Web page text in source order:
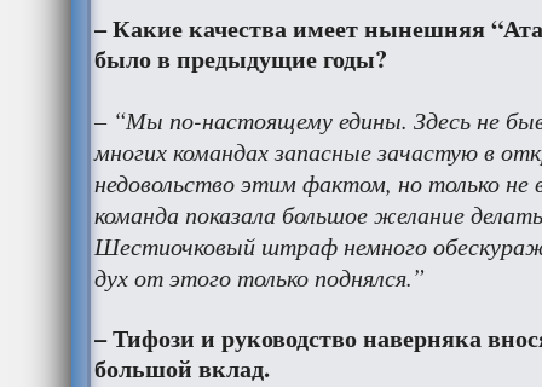
– Какие качества имеет нынешняя
было в предыдущие годы?
– “Мы по-настоящему едины. Здесь не
многих командах запасные зачастую в
недовольство этим фактом, но только
команда показала большое желание
Шестиочковый штраф немного
дух от этого только поднялся.”
– Тифози и руководство наверняка
большой вклад.